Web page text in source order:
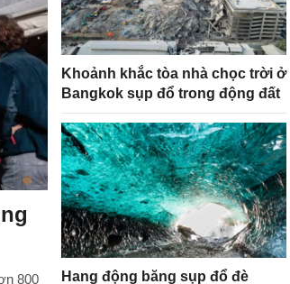
800
Khoảnh khắc tòa nhà chọc trời ở
Bangkok sụp đổ trong động đất
Hang động băng sụp đổ đè